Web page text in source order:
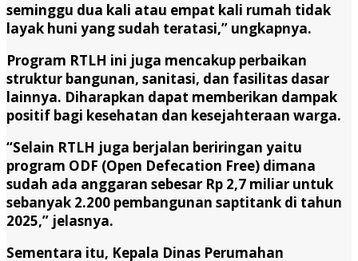
seminggu dua kali atau empat kali rumah tidak
layak huni yang sudah teratasi,” ungkapnya.
Program RTLH ini juga mencakup perbaikan
struktur bangunan, sanitasi, dan fasilitas dasar
lainnya. Diharapkan dapat memberikan dampak
positif bagi kesehatan dan kesejahteraan warga.
“Selain RTLH juga berjalan beriringan yaitu
program ODF (Open Defecation Free) dimana
sudah ada anggaran sebesar Rp 2,7 miliar untuk
sebanyak 2.200 pembangunan saptitank di tahun
2025,” jelasnya.
Sementara itu, Kepala Dinas Perumahan